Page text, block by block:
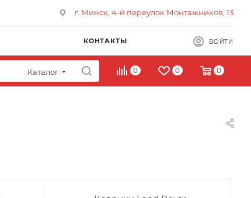
г. Минск, 4-й переулок Монтажников, 13
КОНТАКТЫ ВОЙТИ
Каталог 0 0 0